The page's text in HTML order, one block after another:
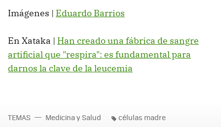
Imágenes | Eduardo Barrios
En Xataka | Han creado una fábrica de sangre
artificial que "respira": es fundamental para
darnos la clave de la leucemia
TEMAS Medicina y Salud células madre